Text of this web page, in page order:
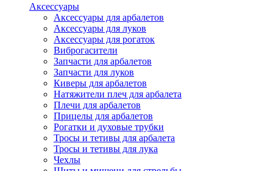
Аксессуары
Аксессуары для арбалетов
Аксессуары для луков
Аксессуары для рогаток
Виброгасители
Запчасти для арбалетов
Запчасти для луков
Киверы для арбалетов
Натяжители плеч для арбалета
Плечи для арбалетов
Прицелы для арбалетов
Рогатки и духовые трубки
Тросы и тетивы для арбалета
Тросы и тетивы для лука
Чехлы